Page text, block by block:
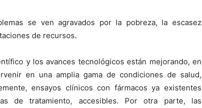
se ven agravados por la pobreza, la escasez
de recursos.
y los avances tecnológicos están mejorando, en
en una amplia gama de condiciones de salud,
ensayos clínicos con fármacos ya existentes
de tratamiento, accesibles. Por otra parte, las